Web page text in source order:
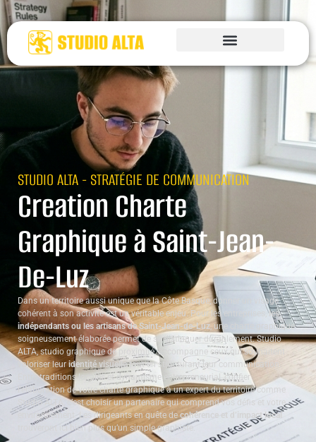
STUDIO ALTA - STRATÉGIE DE COMMUNICATION
Creation Charte
Graphique à Saint-Jean-
De-Luz
Dans un territoire aussi unique que la Côte Basque, donner un visage
cohérent à son activité est un véritable enjeu. Pour les entreprises,les
indépendants ou les artisans de Saint-Jean-de-Luz, une charte graphique
soigneusement élaborée permet de se distinguer durablement. Studio
ALTA, studio graphique de proximité, accompagne ceux qui souhaitent
valoriser leur identité visuelletout en structurant leur communication.
Entre traditions locales et dynamisme entrepreneurial, confier
l’élaboration de votre charte graphique à un expert du territoire comme
Studio ALTA, c’est choisir un partenaire qui comprend vos défis et votre
environnement. Les dirigeants en quête de cohérence et d’impact local
trouveront ici bien plus qu’un simple graphiste.